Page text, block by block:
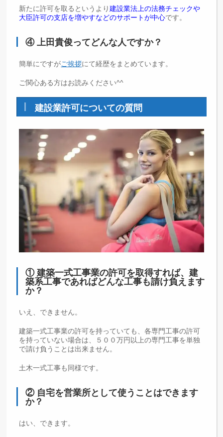
新たに許可を取るというより建設業法上の法務チェックや
大臣許可の支店を増やすなどのサポートが中心です。
④ 上田貴俊ってどんな人ですか？
簡単にですがご挨拶にて経歴をまとめています。
ご関心ある方はお読みください^^
建設業許可についての質問
① 建築一式工事業の許可を取得すれば、建
築系工事であればどんな工事も請け負えます
か？
いえ、できません。
建築一式工事業の許可を持っていても、各専門工事の許可
を持っていない場合は、５００万円以上の専門工事を単独
で請け負うことは出来ません。
土木一式工事も同様です。
② 自宅を営業所として使うことはできます
か？
はい、できます。